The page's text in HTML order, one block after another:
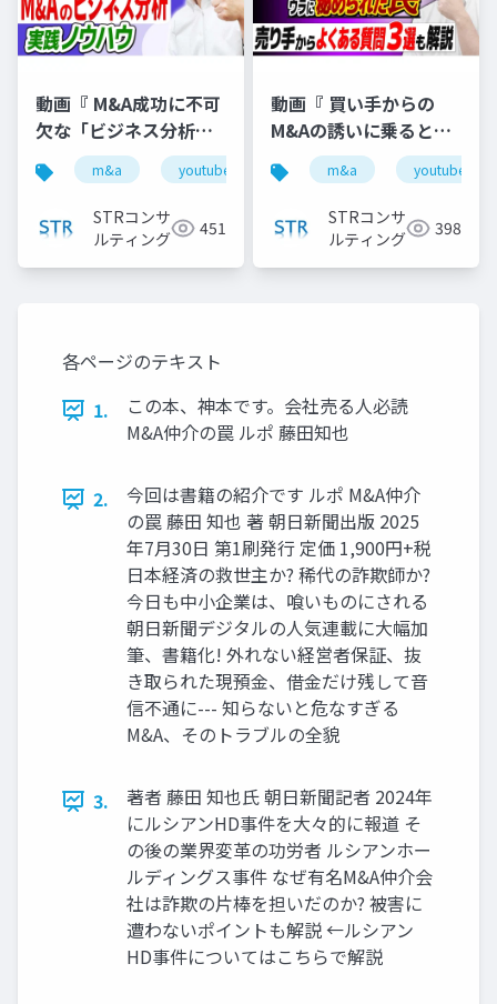
動画『 M&A成功に不可
欠な「ビジネス分析」
の実践ノウハウ 』で投
影した資料
m&a youtube バリュエーション 企業価
STRコンサ
ルティング
451
動画『 買い手からの
M&Aの誘いに乗るとこ
んな仕組みで損しま
す！【M&A相談
FAQ】』で投影した資
料
m&a youtube
STRコンサ
ルティング
398
各ページのテキスト
1.
この本、神本です。会社売る人必読
M&A仲介の罠 ルポ 藤田知也
2.
今回は書籍の紹介です ルポ M&A仲介
の罠 藤田 知也 著 朝日新聞出版 2025
年7月30日 第1刷発行 定価 1,900円+税
日本経済の救世主か? 稀代の詐欺師か?
今日も中小企業は、喰いものにされる
朝日新聞デジタルの人気連載に大幅加
筆、書籍化! 外れない経営者保証、抜
き取られた現預金、借金だけ残して音
信不通に--- 知らないと危なすぎる
M&A、そのトラブルの全貌
3.
著者 藤田 知也氏 朝日新聞記者 2024年
にルシアンHD事件を大々的に報道 そ
の後の業界変革の功労者 ルシアンホー
ルディングス事件 なぜ有名M&A仲介会
社は詐欺の片棒を担いだのか? 被害に
遭わないポイントも解説 ←ルシアン
HD事件についてはこちらで解説